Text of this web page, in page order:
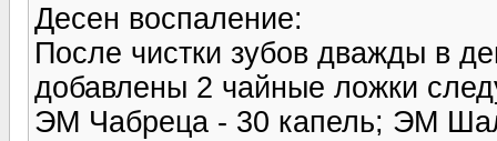
Десен воспаление:
После чистки зубов дважды в
добавлены 2 чайные ложки
ЭМ Чабреца - 30 капель; ЭМ